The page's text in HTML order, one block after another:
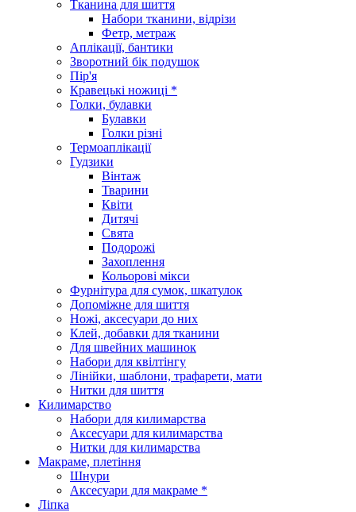
Тканина для шиття
Набори тканини, відрізи
Фетр, метраж
Аплікації, бантики
Зворотний бік подушок
Пір'я
Кравецькі ножиці *
Голки, булавки
Булавки
Голки різні
Термоаплікації
Гудзики
Вінтаж
Тварини
Квіти
Дитячі
Свята
Подорожі
Захоплення
Кольорові мікси
Фурнітура для сумок, шкатулок
Допоміжне для шиття
Ножі, аксесуари до них
Клей, добавки для тканини
Для швейних машинок
Набори для квілтінгу
Лінійки, шаблони, трафарети, мати
Нитки для шиття
Килимарство
Набори для килимарства
Аксесуари для килимарства
Нитки для килимарства
Макраме, плетіння
Шнури
Аксесуари для макраме *
Ліпка